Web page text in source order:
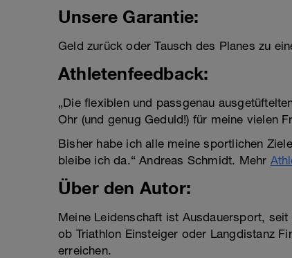
Unsere Garantie:
Geld zurück oder Tausch des Planes zu
Athletenfeedback:
„Die flexiblen und passgenau
Ohr (und genug Geduld!) für meine vielen
Bisher habe ich alle meine sportlichen
bleibe ich da.“ Andreas Schmidt. Mehr
Über den Autor:
Meine Leidenschaft ist Ausdauersport,
ob Triathlon Einsteiger oder Langdistanz
erreichen.